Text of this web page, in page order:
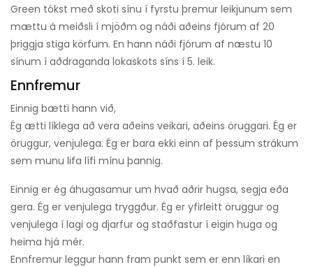
Green tókst með skoti sínu í fyrstu þremur leikjunum sem
mættu á meiðsli í mjöðm og náði aðeins fjórum af 20
þriggja stiga körfum. En hann náði fjórum af næstu 10
sínum í aðdraganda lokaskots síns í 5. leik.
Ennfremur
Einnig bætti hann við,
Ég ætti líklega að vera aðeins veikari, aðeins öruggari. Ég er
öruggur, venjulega. Ég er bara ekki einn af þessum strákum
sem munu lifa lífi mínu þannig.
Einnig er ég áhugasamur um hvað aðrir hugsa, segja eða
gera. Ég er venjulega tryggður. Ég er yfirleitt öruggur og
venjulega í lagi og djarfur og staðfastur í eigin huga og
heima hjá mér.
Ennfremur leggur hann fram punkt sem er enn líkari en